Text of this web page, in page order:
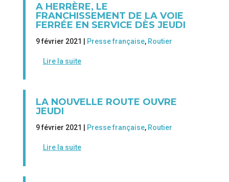
A HERRÈRE, LE
FRANCHISSEMENT DE LA VOIE
FERRÉE EN SERVICE DÈS JEUDI
9 février 2021 | Presse française, Routier
Lire la suite
LA NOUVELLE ROUTE OUVRE
JEUDI
9 février 2021 | Presse française, Routier
Lire la suite